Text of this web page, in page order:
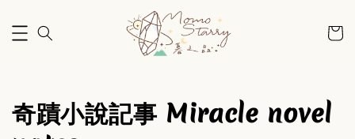
奇蹟小說記事 Miracle novel